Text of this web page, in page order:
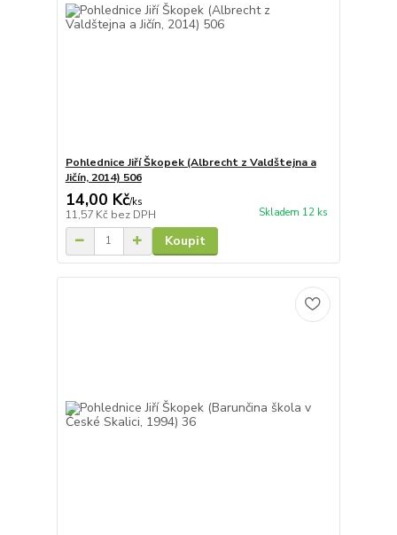
Pohlednice Jiří Škopek (Albrecht z Valdštejna a
Jičín, 2014) 506
14,00 Kč/ks
11,57 Kč bez DPH Skladem 12 ks
Koupit